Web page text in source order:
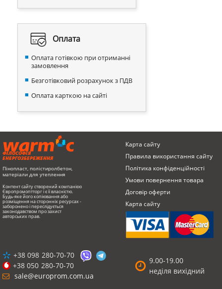
Оплата
Оплата готівкою при отриманні
замовлення
Безготівковий розрахунок з ПДВ
Оплата карткою на сайті
ФІЛОСОФІЯ
ЕНЕРГОЗБЕРЕЖЕННЯ
Пінопласт, полістиролбетон,
матеріали для утеплення
Контент сайту створений компанією
Європромоптторг і є її власністю.
Будь-яке його копіювання або
розміщення на сторонніх ресурсах -
заборонено і переслідується
законодавством про захист
авторських прав.
Карта сайту
Правила використання сайту
Політика конфіденційності
Умови повернення товарa
Договір оферти
Карта сайту
9.00-19.00
неділя вихідний
+38 098 280-70-70
+38 050 280-70-70
sale@europrom.com.ua